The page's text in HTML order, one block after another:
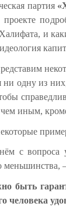
партия
и
ни одну из
чем иным,
с вопроса
быть
человека